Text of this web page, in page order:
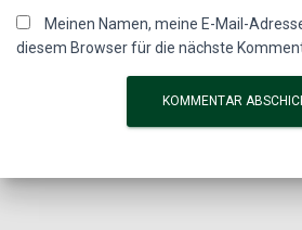
Meinen Namen, meine E-Mail-
diesem Browser für die nächste